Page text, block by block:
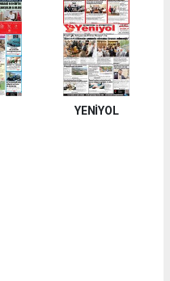
YENİYOL